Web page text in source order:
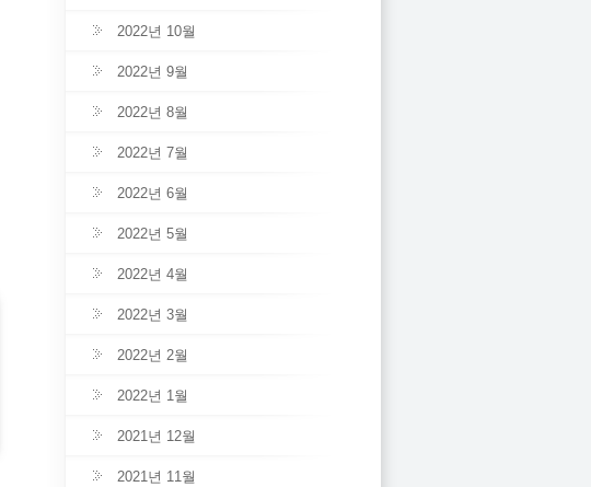
2022년 10월
2022년 9월
2022년 8월
2022년 7월
2022년 6월
2022년 5월
2022년 4월
2022년 3월
2022년 2월
2022년 1월
2021년 12월
2021년 11월